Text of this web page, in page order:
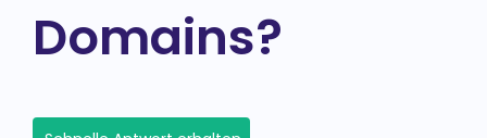
Domains?